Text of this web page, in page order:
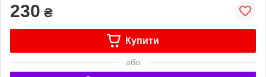
230 ₴
Купити
або